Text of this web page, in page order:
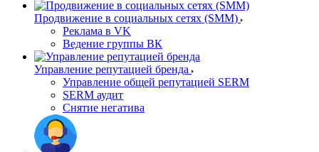
Продвижение в социальных сетях (SMM)
Реклама в VK
Ведение группы ВК
Управление репутацией бренда
Управление общей репутацией SERM
SERM аудит
Снятие негатива